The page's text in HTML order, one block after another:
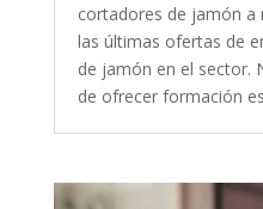
cortadores de jamón a
las últimas ofertas de
de jamón en el sector.
de ofrecer formación